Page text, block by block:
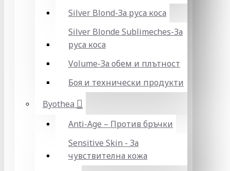
Silver Blond-За руса коса
Silver Blonde Sublіmeches-За
руса коса
Volume-За обем и плътност
Боя и технически продукти
Byothea
Anti-Age – Против бръчки
Sensitive Skin - За
чувствителна кожа